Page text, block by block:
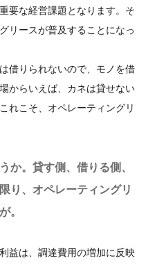
要な経営課題となります。そ
リースが普及することになっ
借りられないので、モノを借
からいえば、カネは貸せない
れこそ、オペレーティングリ
か。貸す側、借りる側、
り、オペレーティングリ
。
益は、調達費用の増加に反映